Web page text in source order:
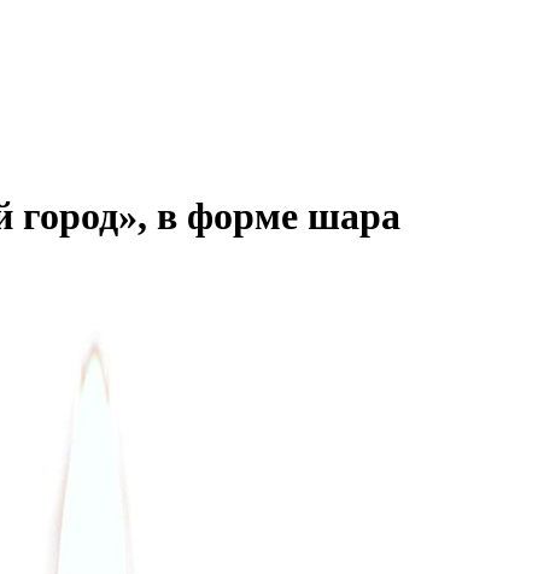
город», в форме шара